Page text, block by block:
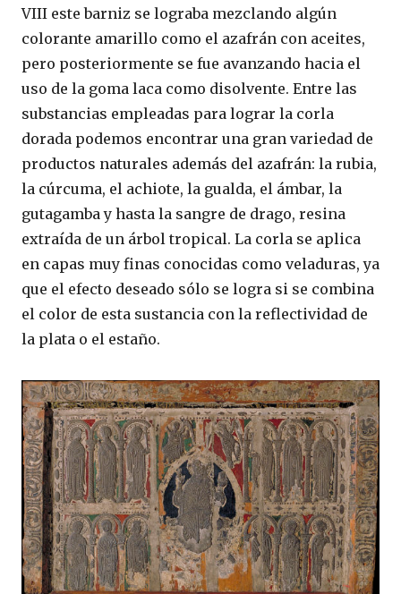
VIII este barniz se lograba mezclando algún
colorante amarillo como el azafrán con aceites,
pero posteriormente se fue avanzando hacia el
uso de la goma laca como disolvente. Entre las
substancias empleadas para lograr la corla
dorada podemos encontrar una gran variedad de
productos naturales además del azafrán: la rubia,
la cúrcuma, el achiote, la gualda, el ámbar, la
gutagamba y hasta la sangre de drago, resina
extraída de un árbol tropical. La corla se aplica
en capas muy finas conocidas como veladuras, ya
que el efecto deseado sólo se logra si se combina
el color de esta sustancia con la reflectividad de
la plata o el estaño.